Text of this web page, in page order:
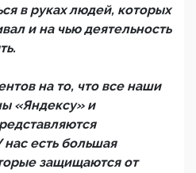
в руках людей, которых
и на чью деятельность
на то, что все наши
«Яндексу» и
есть большая
защищаются от